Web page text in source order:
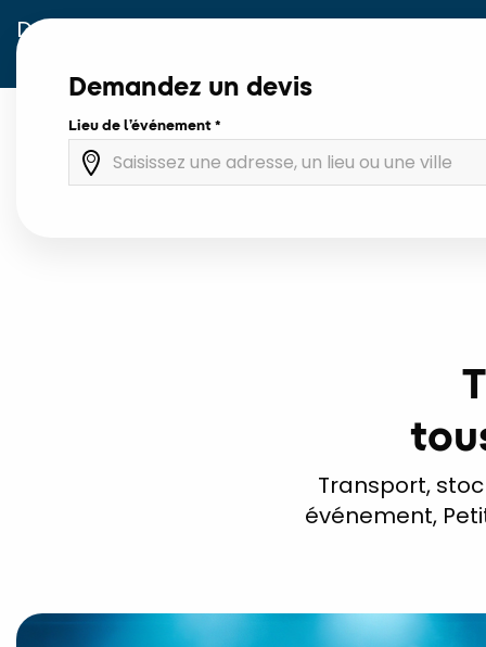
Du transport à la présentation de vos
produits en passant par leur stockage,
Petit Forestier Event est votre partenaire
dédié.
Demandez un devis
Lieu de l’événement
Transport,
événement,